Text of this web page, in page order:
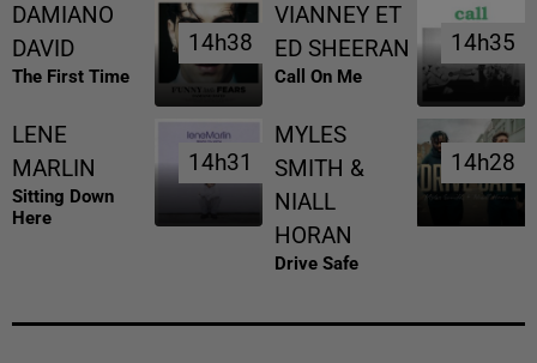
DAMIANO
DAVID
The First Time
14h38
14h38
VIANNEY ET
ED SHEERAN
Call On Me
14h35
14h35
LENE
MARLIN
Sitting Down
Here
14h31
14h31
MYLES
SMITH &
NIALL
HORAN
Drive Safe
14h28
14h28